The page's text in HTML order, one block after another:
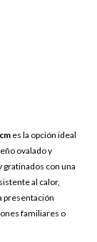
es la opción ideal
ovalado y
gratinados con una
al calor,
presentación
familiares o